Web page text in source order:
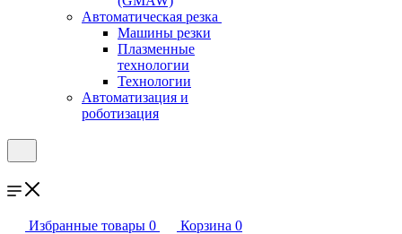
Автоматическая резка
Машины резки
Плазменные
технологии
Технологии
Автоматизация и
роботизация
Избранные товары 0 Корзина 0